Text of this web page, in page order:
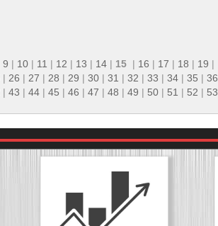
9 | 10 | 11 | 12 | 13 | 14 | 15 | 16 | 17 | 18 | 19 |
| 26 | 27 | 28 | 29 | 30 | 31 | 32 | 33 | 34 | 35 | 36
| 43 | 44 | 45 | 46 | 47 | 48 | 49 | 50 | 51 | 52 | 53